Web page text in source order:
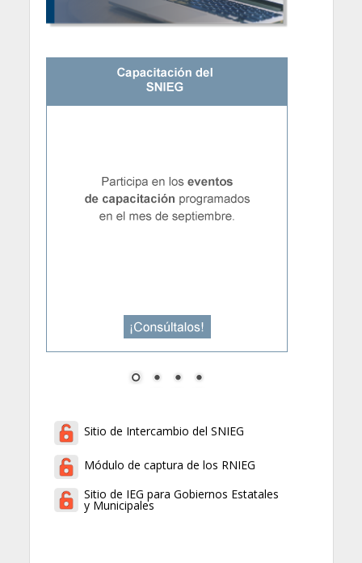
Sitio de Intercambio del SNIEG
Módulo de captura de los RNIEG
Sitio de IEG para Gobiernos Estatales
y Municipales